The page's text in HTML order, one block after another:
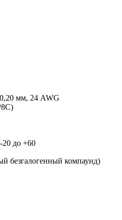
мм, 24 AWG
20 до +60
безгалогенный компаунд)